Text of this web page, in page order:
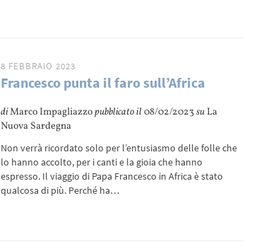
8 FEBBRAIO 2023
Francesco punta il faro sull’Africa
diMarco Impagliazzopubblicato il08/02/2023su La
Nuova Sardegna
Non verrà ricordato solo per l’entusiasmo delle folle che
lo hanno accolto, per i canti e la gioia che hanno
espresso. Il viaggio di Papa Francesco in Africa è stato
qualcosa di più. Perché ha…